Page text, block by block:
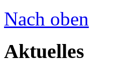
Nach oben
Aktuelles